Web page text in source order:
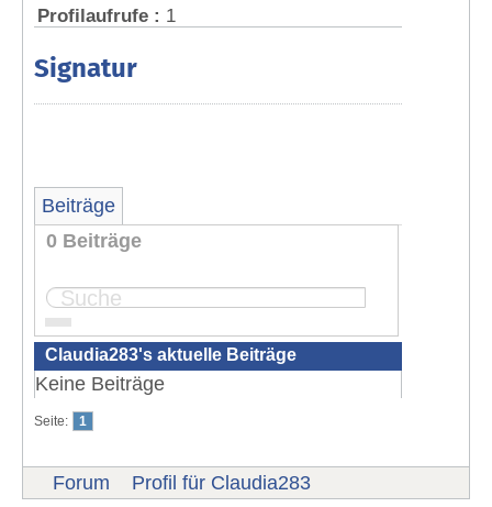
Profilaufrufe : 1
Signatur
Beiträge
0 Beiträge
Seite:
Claudia283's aktuelle Beiträge
Keine Beiträge
Seite: 1
Forum Profil für Claudia283